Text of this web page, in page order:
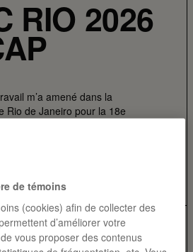
RIO 2026
m’a amené dans la
Rio de Janeiro pour la 18e
de témoins
(cookies) afin de collecter des
d’améliorer votre
vous proposer des contenus